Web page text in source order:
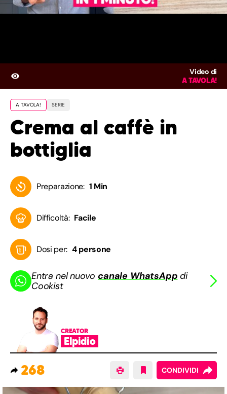
Video di
A TAVOLA!
A TAVOLA! SERIE
Crema al caffè in
bottiglia
Preparazione: 1 Min
Difficoltà: Facile
Dosi per: 4 persone
Entra nel nuovocanale WhatsApp di
Cookist
CREATOR
Elpidio
268 CONDIVIDI